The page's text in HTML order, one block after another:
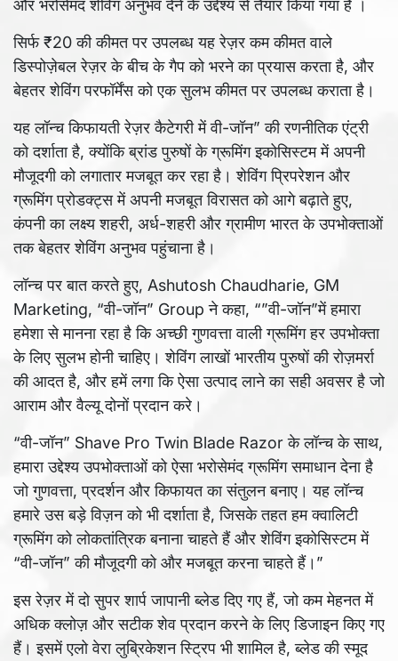
और भरोसेमंद शेविंग अनुभव देने के उद्देश्य से तैयार किया गया है ।
सिर्फ ₹20 की कीमत पर उपलब्ध यह रेज़र कम कीमत वाले
डिस्पोज़ेबल रेज़र के बीच के गैप को भरने का प्रयास करता है, और
बेहतर शेविंग परफॉर्मेंस को एक सुलभ कीमत पर उपलब्ध कराता है।
यह लॉन्च किफायती रेज़र कैटेगरी में वी-जॉन” की रणनीतिक एंट्री
को दर्शाता है, क्योंकि ब्रांड पुरुषों के ग्रूमिंग इकोसिस्टम में अपनी
मौजूदगी को लगातार मजबूत कर रहा है। शेविंग प्रिपरेशन और
ग्रूमिंग प्रोडक्ट्स में अपनी मजबूत विरासत को आगे बढ़ाते हुए,
कंपनी का लक्ष्य शहरी, अर्ध-शहरी और ग्रामीण भारत के उपभोक्ताओं
तक बेहतर शेविंग अनुभव पहुंचाना है।
लॉन्च पर बात करते हुए, Ashutosh Chaudharie, GM
Marketing, “वी-जॉन” Group ने कहा, “”वी-जॉन”में हमारा
हमेशा से मानना रहा है कि अच्छी गुणवत्ता वाली ग्रूमिंग हर उपभोक्ता
के लिए सुलभ होनी चाहिए। शेविंग लाखों भारतीय पुरुषों की रोज़मर्रा
की आदत है, और हमें लगा कि ऐसा उत्पाद लाने का सही अवसर है जो
आराम और वैल्यू दोनों प्रदान करे।
“वी-जॉन” Shave Pro Twin Blade Razor के लॉन्च के साथ,
हमारा उद्देश्य उपभोक्ताओं को ऐसा भरोसेमंद ग्रूमिंग समाधान देना है
जो गुणवत्ता, प्रदर्शन और किफायत का संतुलन बनाए। यह लॉन्च
हमारे उस बड़े विज़न को भी दर्शाता है, जिसके तहत हम क्वालिटी
ग्रूमिंग को लोकतांत्रिक बनाना चाहते हैं और शेविंग इकोसिस्टम में
“वी-जॉन” की मौजूदगी को और मजबूत करना चाहते हैं।”
इस रेज़र में दो सुपर शार्प जापानी ब्लेड दिए गए हैं, जो कम मेहनत में
अधिक क्लोज़ और सटीक शेव प्रदान करने के लिए डिजाइन किए गए
हैं। इसमें एलो वेरा लुब्रिकेशन स्ट्रिप भी शामिल है, ब्लेड की स्मूद